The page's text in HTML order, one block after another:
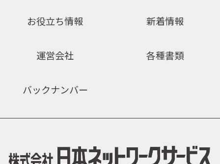
お役立ち情報 新着情報
運営会社 各種書類
バックナンバー